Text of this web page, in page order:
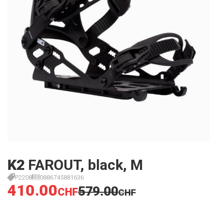
K2 FAROUT, black, M
P2208 0886745881636
410.00CHF579.00CHF